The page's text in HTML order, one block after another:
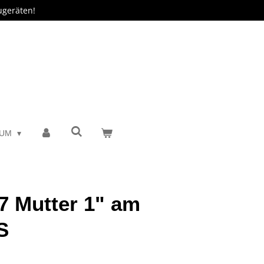
Mutter 1" am